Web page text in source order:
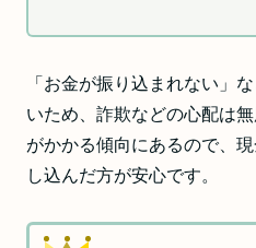
「お金が振り込まれない」
いため、詐欺などの心配は
がかかる傾向にあるので、
し込んだ方が安心です。